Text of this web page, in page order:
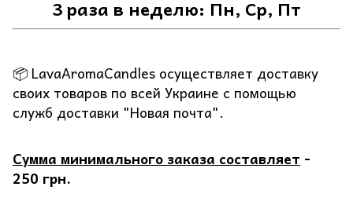
3 раза в неделю: Пн, Ср, Пт
📦 LavaAromaCandles осуществляет доставку
своих товаров по всей Украине с помощью
служб доставки "Новая почта".
Сумма минимального заказа составляет -
250 грн.